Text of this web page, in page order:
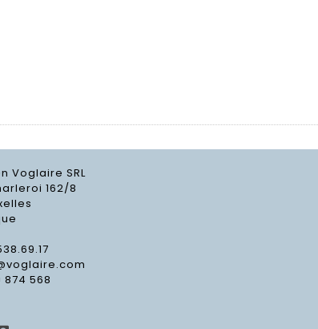
Voglaire SRL
162/8
874 568